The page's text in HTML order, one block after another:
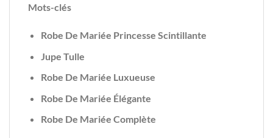
Mots-clés
Robe De Mariée Princesse Scintillante
Jupe Tulle
Robe De Mariée Luxueuse
Robe De Mariée Élégante
Robe De Mariée Complète